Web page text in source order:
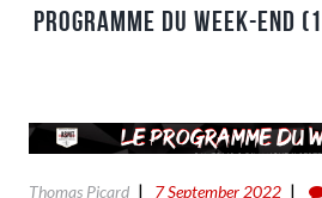
Programme du week-end
Thomas Picard 7 September 2022